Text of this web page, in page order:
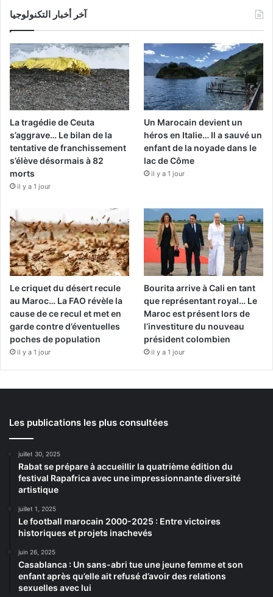
آخر أخبار التكنولوجيا
La tragédie de Ceuta
s’aggrave… Le bilan de la
tentative de franchissement
s’élève désormais à 82
morts
il y a 1 jour
Un Marocain devient un
héros en Italie… Il a sauvé un
enfant de la noyade dans le
lac de Côme
il y a 1 jour
Le criquet du désert recule
au Maroc… La FAO révèle la
cause de ce recul et met en
garde contre d’éventuelles
poches de population
il y a 1 jour
Bourita arrive à Cali en tant
que représentant royal… Le
Maroc est présent lors de
l’investiture du nouveau
président colombien
il y a 1 jour
Les publications les plus consultées
juillet 30, 2025
Rabat se prépare à accueillir la quatrième édition du
festival Rapafrica avec une impressionnante diversité
artistique
juillet 1, 2025
Le football marocain 2000-2025 : Entre victoires
historiques et projets inachevés
juin 26, 2025
Casablanca : Un sans-abri tue une jeune femme et son
enfant après qu’elle ait refusé d’avoir des relations
sexuelles avec lui